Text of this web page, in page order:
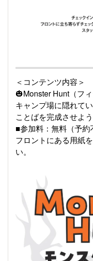
＜コンテンツ内容＞
🎃Monster Hunt（フ
キャンプ場に隠れて
ことばを完成させよう
■参加料：無料（予約
フロントにある用紙
い。